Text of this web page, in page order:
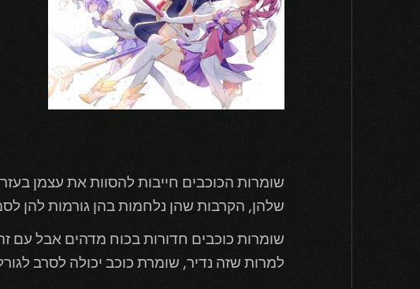
שומרות הכוכבים חייבות להסוות את עצמן
שלהן, הקרבות שהן נלחמות בהן גורמות להן
שומרות כוכבים חדורות בכוח מדהים אבל עם
למרות שזה נדיר, שומרת כוכב יכולה לסרב